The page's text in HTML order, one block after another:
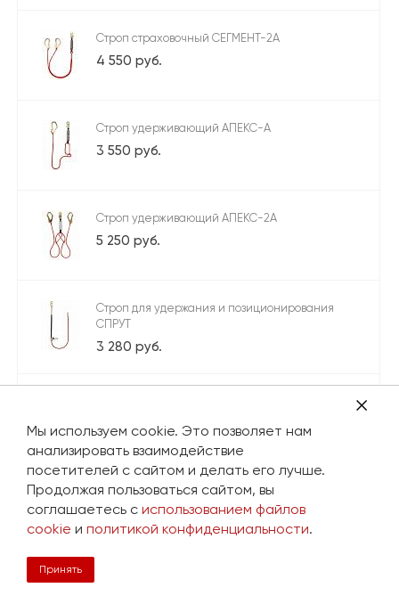
Строп страховочный СЕГМЕНТ-2А
4 550 руб.
Строп удерживающий АПЕКС-А
3 550 руб.
Строп удерживающий АПЕКС-2А
5 250 руб.
Строп для удержания и позиционирования
СПРУТ
3 280 руб.
3 950 руб.
Строп удерживающий СЕГМЕНТ
2 050 руб.
Мы используем cookie. Это позволяет нам
анализировать взаимодействие
посетителей с сайтом и делать его лучше.
Продолжая пользоваться сайтом, вы
соглашаетесь с использованием файлов
cookie и политикой конфиденциальности.
Принять